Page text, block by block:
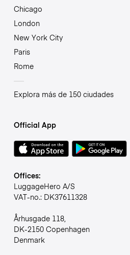
Chicago
London
New York City
Paris
Rome
Explora más de 150 ciudades
Official App
Offices:
LuggageHero A/S
VAT-no.: DK37611328
Århusgade 118,
DK-2150 Copenhagen
Denmark